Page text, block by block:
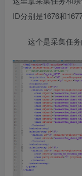
ID分别是1676和
这个是采集任